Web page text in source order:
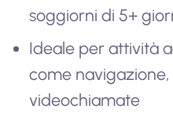
soggiorni di 5+
Ideale per attività
come
videochiamate